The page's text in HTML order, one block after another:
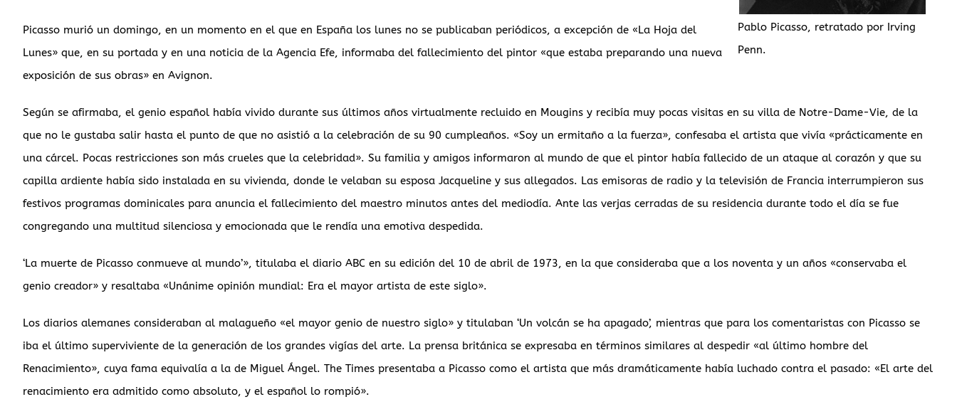
Pablo Picasso, retratado por Irving
Penn.
Picasso murió un domingo, en un momento en el que en España los lunes no se publicaban periódicos, a excepción de «La Hoja del
Lunes» que, en su portada y en una noticia de la Agencia Efe, informaba del fallecimiento del pintor «que estaba preparando una nueva
exposición de sus obras» en Avignon.
Según se afirmaba, el genio español había vivido durante sus últimos años virtualmente recluido en Mougins y recibía muy pocas visitas en su villa de Notre-Dame-Vie, de la
que no le gustaba salir hasta el punto de que no asistió a la celebración de su 90 cumpleaños. «Soy un ermitaño a la fuerza», confesaba el artista que vivía «prácticamente en
una cárcel. Pocas restricciones son más crueles que la celebridad». Su familia y amigos informaron al mundo de que el pintor había fallecido de un ataque al corazón y que su
capilla ardiente había sido instalada en su vivienda, donde le velaban su esposa Jacqueline y sus allegados. Las emisoras de radio y la televisión de Francia interrumpieron sus
festivos programas dominicales para anuncia el fallecimiento del maestro minutos antes del mediodía. Ante las verjas cerradas de su residencia durante todo el día se fue
congregando una multitud silenciosa y emocionada que le rendía una emotiva despedida.
‘La muerte de Picasso conmueve al mundo’», titulaba el diario ABC en su edición del 10 de abril de 1973, en la que consideraba que a los noventa y un años «conservaba el
genio creador» y resaltaba «Unánime opinión mundial: Era el mayor artista de este siglo».
Los diarios alemanes consideraban al malagueño «el mayor genio de nuestro siglo» y titulaban ‘Un volcán se ha apagado’, mientras que para los comentaristas con Picasso se
iba el último superviviente de la generación de los grandes vigías del arte. La prensa británica se expresaba en términos similares al despedir «al último hombre del
Renacimiento», cuya fama equivalía a la de Miguel Ángel. The Times presentaba a Picasso como el artista que más dramáticamente había luchado contra el pasado: «El arte del
renacimiento era admitido como absoluto, y el español lo rompió».